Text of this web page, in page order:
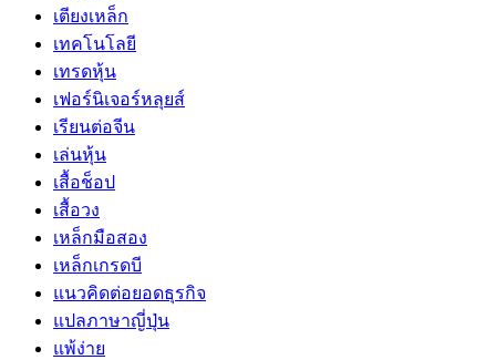
เตียงเหล็ก
เทคโนโลยี
เทรดหุ้น
เฟอร์นิเจอร์หลุยส์
เรียนต่อจีน
เล่นหุ้น
เสื้อช็อป
เสื้อวง
เหล็กมือสอง
เหล็กเกรดบี
แนวคิดต่อยอดธุรกิจ
แปลภาษาญี่ปุ่น
แพ้ง่าย